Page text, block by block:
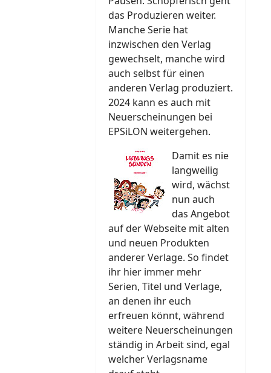
das Produzieren weiter.
Manche Serie hat
inzwischen den Verlag
gewechselt, manche wird
auch selbst für einen
anderen Verlag produziert.
2024 kann es auch mit
Neuerscheinungen bei
EPSiLON weitergehen.
Damit es nie
langweilig
wird, wächst
nun auch
das Angebot
auf der Webseite mit alten
und neuen Produkten
anderer Verlage. So findet
ihr hier immer mehr
Serien, Titel und Verlage,
an denen ihr euch
erfreuen könnt, während
weitere Neuerscheinungen
ständig in Arbeit sind, egal
welcher Verlagsname